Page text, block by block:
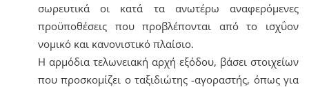
σωρευτικά οι κατά τα ανωτέρω αναφερόμενες
προϋποθέσεις που προβλέπονται από το ισχΰον
νομικό και κανονιστικό πλαίσιο.
Η αρμόδια τελωνειακή αρχή εξόδου, βάσει στοιχείων
που προσκομίζει ο ταξιδιώτης -αγοραστής, όπως για